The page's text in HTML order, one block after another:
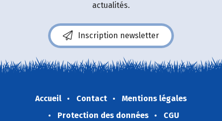
actualités.
Inscription newsletter
Accueil Contact
Mentions légales
Protection des données
CGU